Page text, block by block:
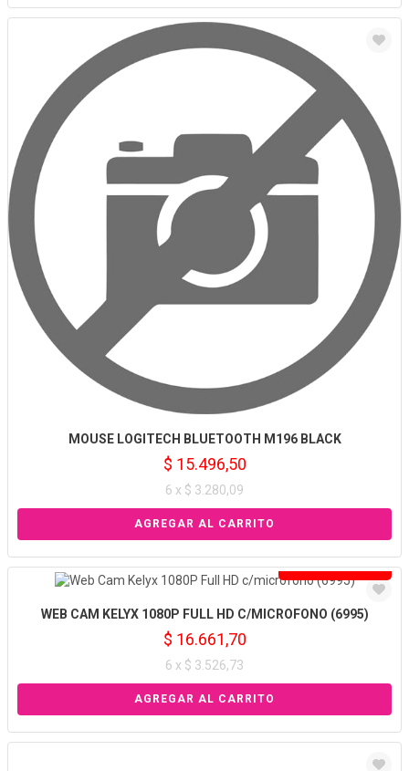
MOUSE LOGITECH BLUETOOTH M196 BLACK
$ 15.496,50
6 x $ 3.280,09
Solo venta online
WEB CAM KELYX 1080P FULL HD C/MICROFONO (6995)
$ 16.661,70
6 x $ 3.526,73